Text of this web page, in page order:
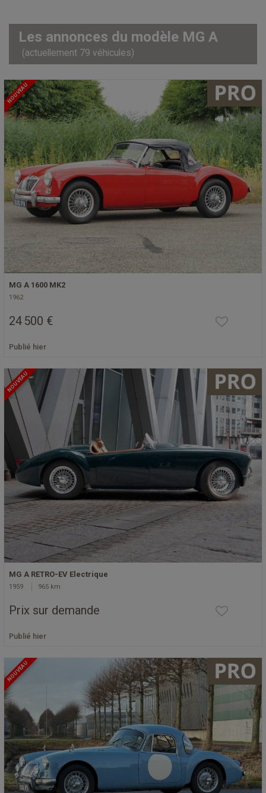
Les annonces du modèle MG A
(actuellement 79 véhicules)
NOUVEAU
MG A 1600 MK2
1962
24 500 €
Publié hier
NOUVEAU
MG A RETRO-EV Electrique
1959 965 km
Prix sur demande
Publié hier
NOUVEAU